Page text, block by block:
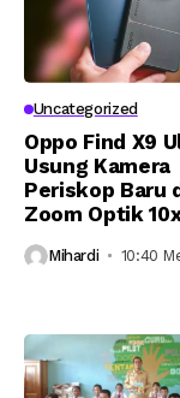
Uncategorized
Oppo Find X9
Usung Kamera
Periskop Baru
Zoom Optik
Mihardi 10:40